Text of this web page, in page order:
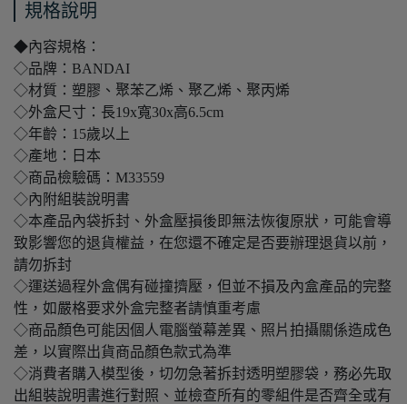
規格說明
◆內容規格：
◇品牌：BANDAI
◇材質：塑膠、聚苯乙烯、聚乙烯、聚丙烯
◇外盒尺寸：長19x寬30x高6.5cm
◇年齡：15歲以上
◇產地：日本
◇商品檢驗碼：M33559
◇內附組裝說明書
◇本產品內袋拆封、外盒壓損後即無法恢復原狀，可能會導
致影響您的退貨權益，在您還不確定是否要辦理退貨以前，
請勿拆封
◇運送過程外盒偶有碰撞擠壓，但並不損及內盒產品的完整
性，如嚴格要求外盒完整者請慎重考慮
◇商品顏色可能因個人電腦螢幕差異、照片拍攝關係造成色
差，以實際出貨商品顏色款式為準
◇消費者購入模型後，切勿急著拆封透明塑膠袋，務必先取
出組裝說明書進行對照、並檢查所有的零組件是否齊全或有